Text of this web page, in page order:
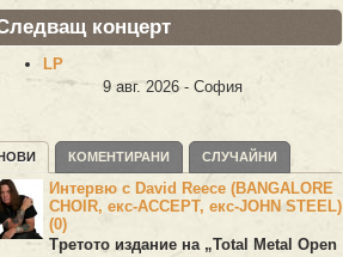
концерт
LP
9 авг. 2026 - София
КОМЕНТИРАНИ СЛУЧАЙНИ
Интервю с David Reece (BANGALORE
CHOIR, екс-ACCEPT, екс-JOHN STEEL)
(0)
Третото издание на „Total Metal Open